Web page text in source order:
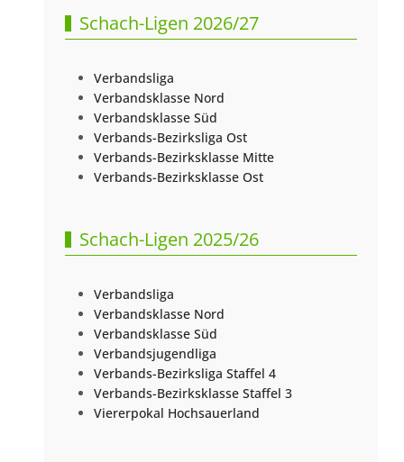
Schach-Ligen 2026/27
Verbandsliga
Verbandsklasse Nord
Verbandsklasse Süd
Verbands-Bezirksliga Ost
Verbands-Bezirksklasse Mitte
Verbands-Bezirksklasse Ost
Schach-Ligen 2025/26
Verbandsliga
Verbandsklasse Nord
Verbandsklasse Süd
Verbandsjugendliga
Verbands-Bezirksliga Staffel 4
Verbands-Bezirksklasse Staffel 3
Viererpokal Hochsauerland